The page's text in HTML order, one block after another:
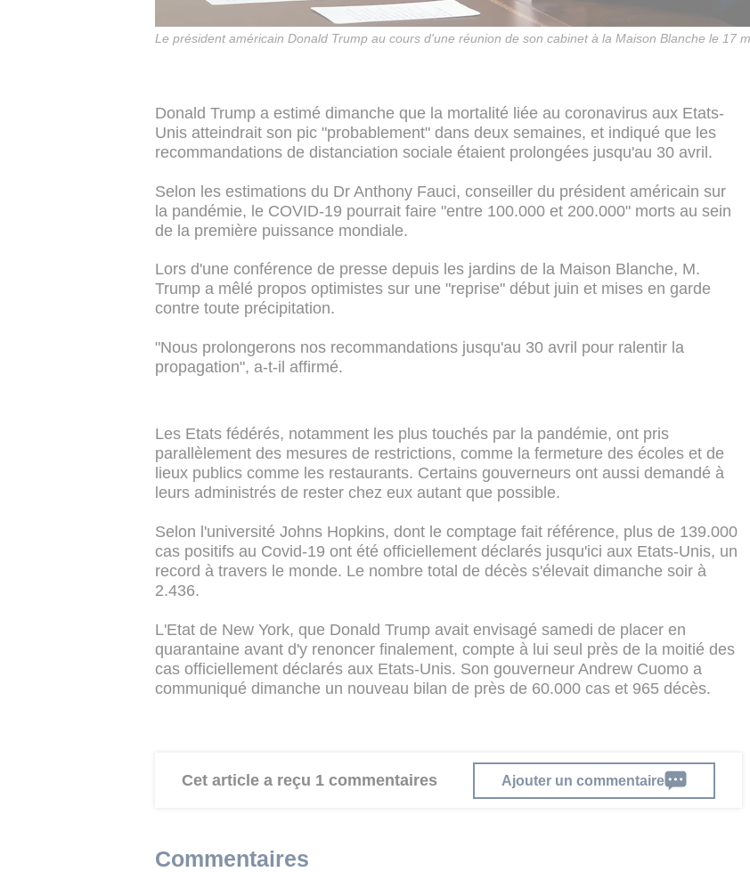
Le président américain Donald Trump au cours d'une réunion de son cabinet à la Maison Blanche le 17
Donald Trump a estimé dimanche que la mortalité liée au coronavirus aux Etats-
Unis atteindrait son pic "probablement" dans deux semaines, et indiqué que les
recommandations de distanciation sociale étaient prolongées jusqu'au 30 avril.
Selon les estimations du Dr Anthony Fauci, conseiller du président américain sur
la pandémie, le COVID-19 pourrait faire "entre 100.000 et 200.000" morts au sein
de la première puissance mondiale.
Lors d'une conférence de presse depuis les jardins de la Maison Blanche, M.
Trump a mêlé propos optimistes sur une "reprise" début juin et mises en garde
contre toute précipitation.
"Nous prolongerons nos recommandations jusqu'au 30 avril pour ralentir la
propagation", a-t-il affirmé.
Les Etats fédérés, notamment les plus touchés par la pandémie, ont pris
parallèlement des mesures de restrictions, comme la fermeture des écoles et de
lieux publics comme les restaurants. Certains gouverneurs ont aussi demandé à
leurs administrés de rester chez eux autant que possible.
Selon l'université Johns Hopkins, dont le comptage fait référence, plus de 139.000
cas positifs au Covid-19 ont été officiellement déclarés jusqu'ici aux Etats-Unis, un
record à travers le monde. Le nombre total de décès s'élevait dimanche soir à
2.436.
L'Etat de New York, que Donald Trump avait envisagé samedi de placer en
quarantaine avant d'y renoncer finalement, compte à lui seul près de la moitié des
cas officiellement déclarés aux Etats-Unis. Son gouverneur Andrew Cuomo a
communiqué dimanche un nouveau bilan de près de 60.000 cas et 965 décès.
Cet article a reçu 1 commentaires Ajouter un commentaire
Commentaires